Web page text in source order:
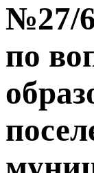
№27/
по